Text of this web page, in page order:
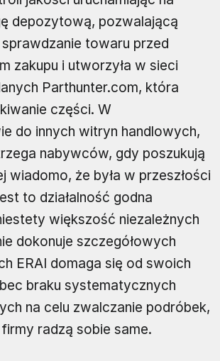
depozytową, pozwalającą
towaru przed
zakupu i utworzyła w sieci
Parthunter.com, która
części. W
do innych witryn handlowych,
nabywców, gdy poszukują
wiadomo, że była w przeszłości
to działalność godna
większość niezależnych
dokonuje szczegółowych
ERAI domaga się od swoich
braku systematycznych
na celu zwalczanie podróbek,
radzą sobie same.